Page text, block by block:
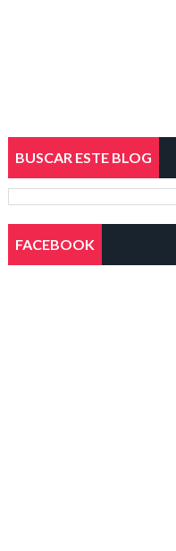
BUSCAR ESTE BLOG
FACEBOOK